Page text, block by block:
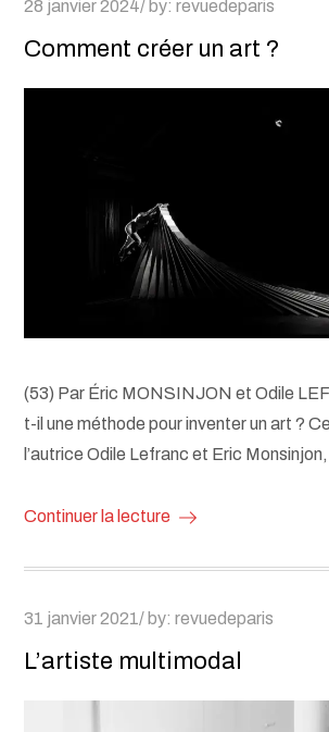
Posted
28 janvier 2024 by:revuedeparis
Comment créer un art ?
(53) Par Éric MONSINJON et Odile
t-il une méthode pour inventer un art ?
l’autrice Odile Lefranc et Eric
Continuer la lecture
Posted
31 janvier 2021 by:revuedeparis
L’artiste multimodal